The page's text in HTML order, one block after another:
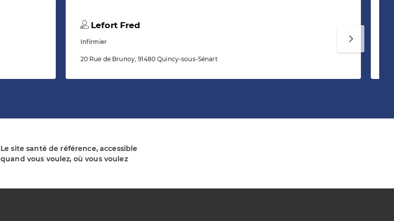
Lefort Fred
Infirmier
20 Rue de Brunoy, 91480 Quincy-sous-Sénart
Le site santé de référence, accessible
quand vous voulez, où vous voulez